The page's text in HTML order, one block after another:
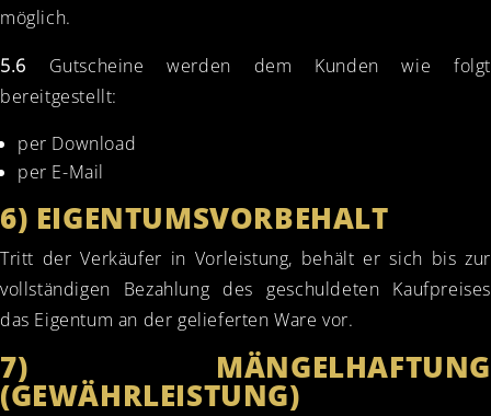
möglich.
5.6 Gutscheine werden dem Kunden wie folgt
bereitgestellt:
per Download
per E-Mail
6) EIGENTUMSVORBEHALT
Tritt der Verkäufer in Vorleistung, behält er sich bis zur
vollständigen Bezahlung des geschuldeten Kaufpreises
das Eigentum an der gelieferten Ware vor.
7) MÄNGELHAFTUNG
(GEWÄHRLEISTUNG)